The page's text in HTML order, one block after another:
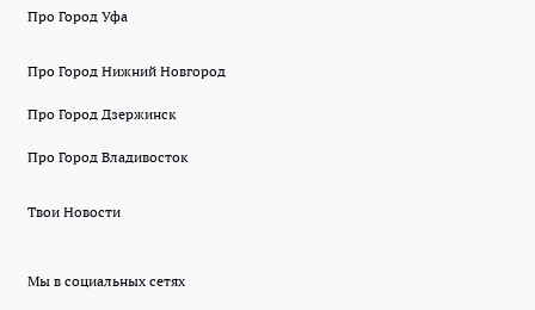
Про Город Уфа
Про Город Нижний Новгород
Про Город Дзержинск
Про Город Владивосток
Твои Новости
Мы в социальных сетях